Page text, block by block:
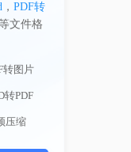
， PDF转
文件格
转图片
转PDF
压缩